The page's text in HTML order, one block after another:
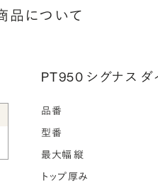
品について
PT950 シグナス ダ
品番
型番
最大幅 縦
トップ厚み